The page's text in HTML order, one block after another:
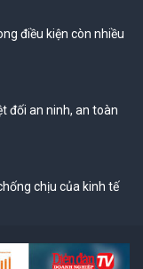
điều kiện còn nhiều
đối an ninh, an toàn
chịu của kinh tế